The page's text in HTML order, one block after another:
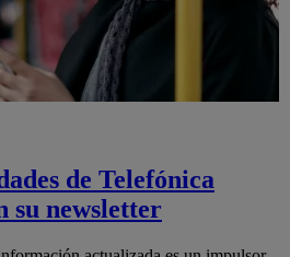
de Telefónica
su newsletter